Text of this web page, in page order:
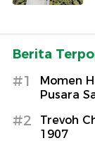
Berita
#1
Momen
Pusara
#2
Trevoh
1907